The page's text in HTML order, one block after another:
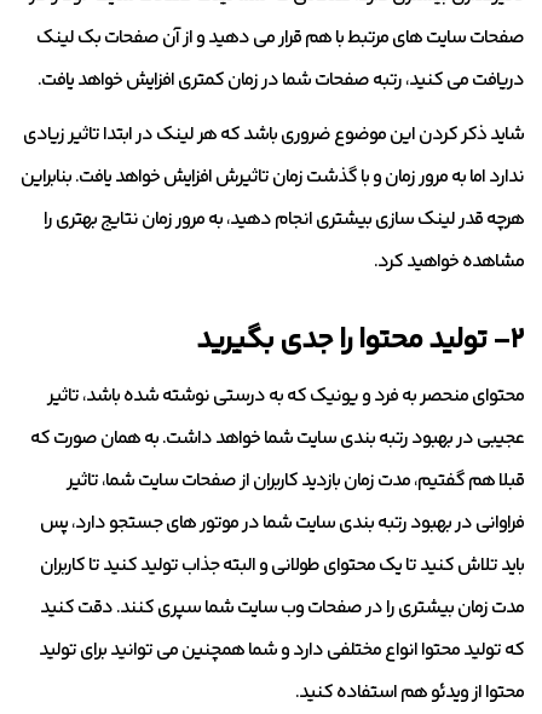
صفحات سایت های مرتبط با هم قرار می دهید و از آن صفحات بک لینک
دریافت می کنید، رتبه صفحات شما در زمان کمتری افزایش خواهد یافت.
شاید ذکر کردن این موضوع ضروری باشد که هر لینک در ابتدا تاثیر زیادی
ندارد اما به مرور زمان و با گذشت زمان تاثیرش افزایش خواهد یافت. بنابراین
هرچه قدر لینک سازی بیشتری انجام دهید، به مرور زمان نتایج بهتری را
مشاهده خواهید کرد.
۲- تولید محتوا را جدی بگیرید
محتوای منحصر به فرد و یونیک که به درستی نوشته شده باشد، تاثیر
عجیبی در بهبود رتبه بندی سایت شما خواهد داشت. به همان صورت که
قبلا هم گفتیم، مدت زمان بازدید کاربران از صفحات سایت شما، تاثیر
فراوانی در بهبود رتبه بندی سایت شما در موتور های جستجو دارد، پس
باید تلاش کنید تا یک محتوای طولانی و البته جذاب تولید کنید تا کاربران
مدت زمان بیشتری را در صفحات وب سایت شما سپری کنند. دقت کنید
که تولید محتوا انواع مختلفی دارد و شما همچنین می توانید برای تولید
محتوا از ویدئو هم استفاده کنید.